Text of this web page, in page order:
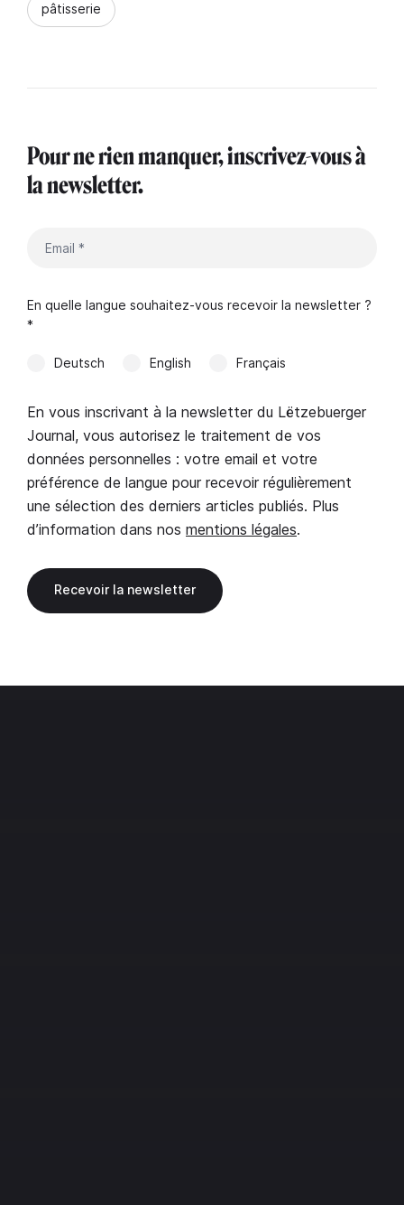
pâtisserie
Pour ne rien manquer, inscrivez-vous à
la newsletter.
En quelle langue souhaitez-vous recevoir la newsletter ?
*
Deutsch English Français
En vous inscrivant à la newsletter du Lëtzebuerger
Journal, vous autorisez le traitement de vos
données personnelles : votre email et votre
préférence de langue pour recevoir régulièrement
une sélection des derniers articles publiés. Plus
d’information dans nos mentions légales.